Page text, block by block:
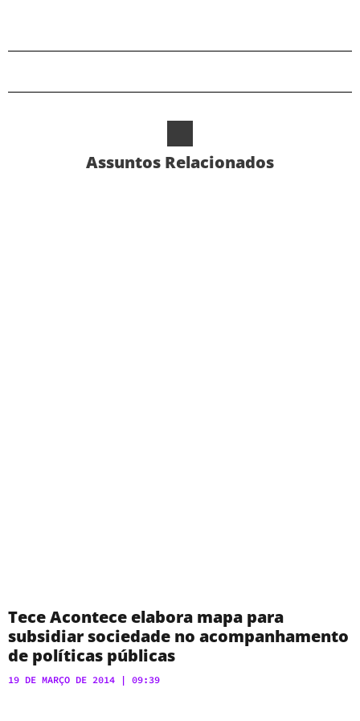
Assuntos Relacionados
Tece Acontece elabora mapa para
subsidiar sociedade no acompanhamento
de políticas públicas
19 DE MARÇO DE 2014 09:39